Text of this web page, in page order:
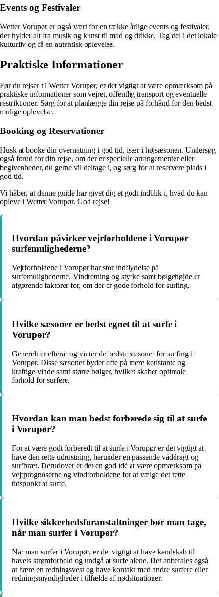
Events og Festivaler
Wetter Vorupør er også vært for en række årlige events og festivaler,
der hylder alt fra musik og kunst til mad og drikke. Tag del i det lokale
kulturliv og få en autentisk oplevelse.
Praktiske Informationer
Før du rejser til Wetter Vorupør, er det vigtigt at være opmærksom på
praktiske informationer som vejret, offentlig transport og eventuelle
restriktioner. Sørg for at planlægge din rejse på forhånd for den bedst
mulige oplevelse.
Booking og Reservationer
Husk at booke din overnatning i god tid, især i højsæsonen. Undersøg
også forud for din rejse, om der er specielle arrangementer eller
begivenheder, du gerne vil deltage i, og sørg for at reservere plads i
god tid.
Vi håber, at denne guide har givet dig et godt indblik i, hvad du kan
opleve i Wetter Vorupør. God rejse!
Hvordan påvirker vejrforholdene i Vorupør
surfemulighederne?
Vejrforholdene i Vorupør har stor indflydelse på
surfemulighederne. Vindretning og styrke samt bølgehøjde er
afgørende faktorer for, om der er gode forhold for surfing.
Hvilke sæsoner er bedst egnet til at surfe i
Vorupør?
Generelt er efterår og vinter de bedste sæsoner for surfing i
Vorupør. Disse sæsoner byder ofte på mere konstante og
kraftige vinde samt større bølger, hvilket skaber optimale
forhold for surfere.
Hvordan kan man bedst forberede sig til at surfe
i Vorupør?
For at være godt forberedt til at surfe i Vorupør er det vigtigt at
have den rette udrustning, herunder en passende våddragt og
surfbræt. Derudover er det en god idé at være opmærksom på
vejrprognoserne og vindforholdene for at vælge det rette
tidspunkt at surfe.
Hvilke sikkerhedsforanstaltninger bør man tage,
når man surfer i Vorupør?
Når man surfer i Vorupør, er det vigtigt at have kendskab til
havets strømforhold og undgå at surfe alene. Det anbefales også
at bære en redningsvest og have kontakt med andre surfere eller
redningsmyndigheder i tilfælde af nødsituationer.